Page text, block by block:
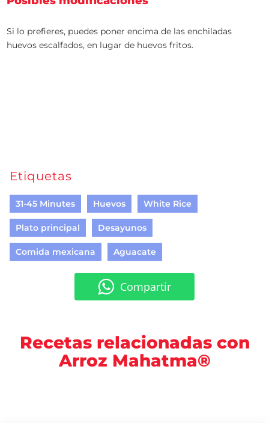
Si lo prefieres, puedes poner encima de las enchiladas
huevos escalfados, en lugar de huevos fritos.
Etiquetas
31-45 Minutes Huevos White Rice
Plato principal Desayunos
Comida mexicana Aguacate
Compartir
Recetas relacionadas con
Arroz Mahatma®